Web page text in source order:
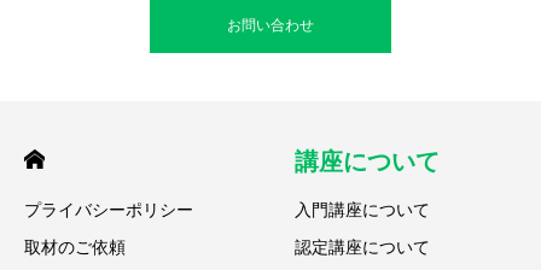
お問い合わせ
プライバシーポリシー
取材のご依頼
講座について
入門講座について
認定講座について